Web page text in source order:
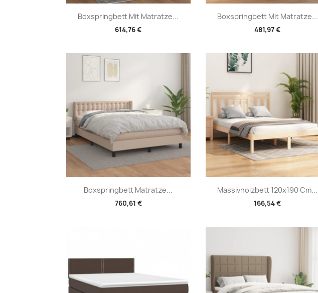
Boxspringbett Mit Matratze...
614,76 €
Vorschau Boxspringbett Mit Matratze...
481,97 €
Vorschau
Boxspringbett Matratze...
760,61 €
Vorschau Massivholzbett 120x190 Cm...
166,54 €
Vorschau